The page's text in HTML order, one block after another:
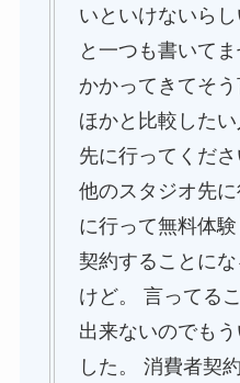
いといけないら
と一つも書いて
かかってきてそ
ほかと比較した
先に行ってくださ
他のスタジオ先
に行って無料体
契約することに
けど。 言ってる
出来ないのでも
した。 消費者契